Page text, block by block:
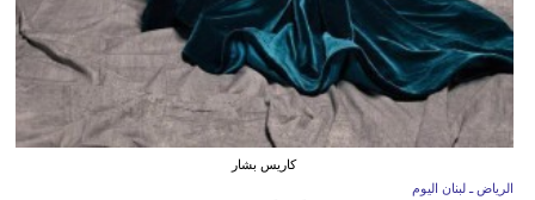
كاريس بشار
الرياض ـ لبنان اليوم